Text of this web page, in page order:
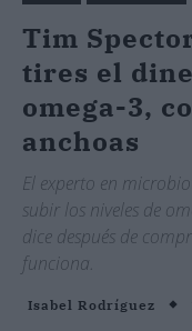
Tim
tires el
omega-3,
anchoas
El experto en
subir los niveles de
dice después de
funciona.
Isabel Rodríguez